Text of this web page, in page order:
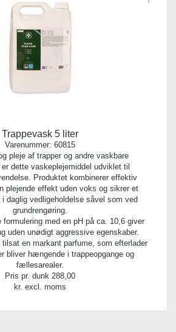
Trappevask 5 liter
Varenummer: 60815
pleje af trapper og andre vaskbare
dette vaskeplejemiddel udviklet til
Produktet kombinerer effektiv
plejende effekt uden voks og sikrer et
daglig vedligeholdelse såvel som ved
grundrengøring.
formulering med en pH på ca. 10,6 giver
uden unødigt aggressive egenskaber.
tilsat en markant parfume, som efterlader
bliver hængende i trappeopgange og
fællesarealer.
Pris pr. dunk 288,00
kr. excl. moms